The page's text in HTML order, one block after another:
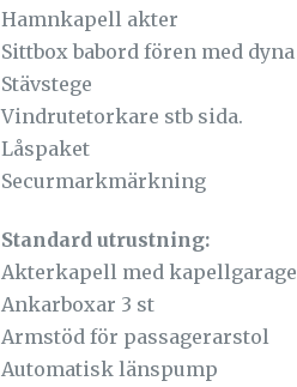
Hamnkapell akter
Sittbox babord fören med dyna
Stävstege
Vindrutetorkare stb sida.
Låspaket
Securmarkmärkning
Standard utrustning:
Akterkapell med kapellgarage
Ankarboxar 3 st
Armstöd för passagerarstol
Automatisk länspump